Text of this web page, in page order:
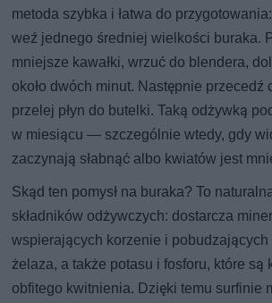
metoda szybka i łatwa do
weź jednego średniej wielkości buraka.
mniejsze kawałki, wrzuć do blendera,
około dwóch minut. Następnie przecedź
przelej płyn do butelki. Taką odżywką
w miesiącu — szczególnie wtedy, gdy
zaczynają słabnąć albo kwiatów jest
Skąd ten pomysł na buraka? To
składników odżywczych: dostarcza
wspierających korzenie i pobudzających
żelaza, a także potasu i fosforu, które są
obfitego kwitnienia. Dzięki temu surfinie